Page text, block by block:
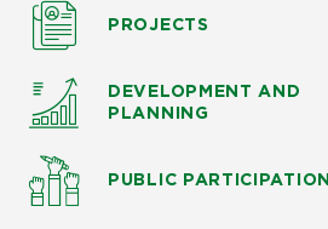
PROJECTS
DEVELOPMENT AND
PLANNING
PUBLIC PARTICIPATION